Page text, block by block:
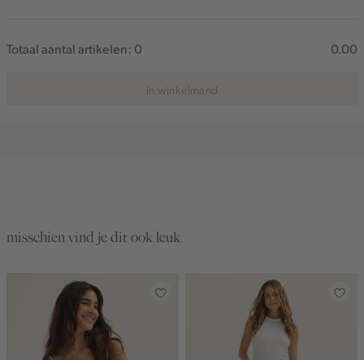
Totaal aantal artikelen: 0 0.00
In winkelmand
misschien vind je dit ook leuk